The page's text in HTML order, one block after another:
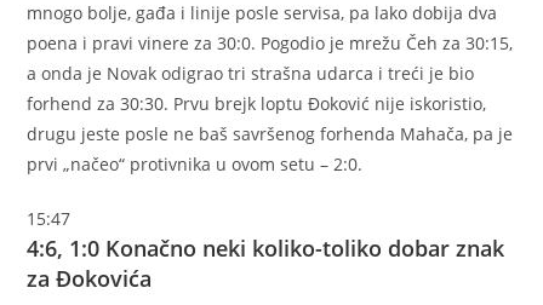
mnogo bolje, gađa i linije posle servisa, pa lako dobija dva
poena i pravi vinere za 30:0. Pogodio je mrežu Čeh za 30:15,
a onda je Novak odigrao tri strašna udarca i treći je bio
forhend za 30:30. Prvu brejk loptu Đoković nije iskoristio,
drugu jeste posle ne baš savršenog forhenda Mahača, pa je
prvi „načeo“ protivnika u ovom setu – 2:0.
15:47
4:6, 1:0 Konačno neki koliko-toliko dobar znak
za Đokovića